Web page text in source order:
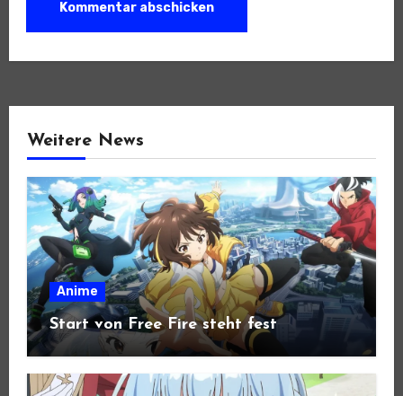
Weitere News
Anime
Start von Free Fire steht fest